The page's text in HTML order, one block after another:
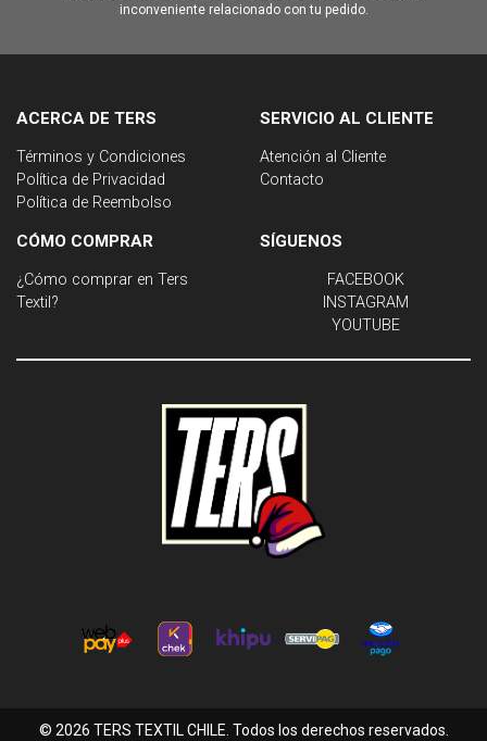
inconveniente relacionado con tu pedido.
ACERCA DE TERS
Términos y Condiciones
Política de Privacidad
Política de Reembolso
SERVICIO AL CLIENTE
Atención al Cliente
Contacto
CÓMO COMPRAR
¿Cómo comprar en Ters
Textil?
SÍGUENOS
FACEBOOK
INSTAGRAM
YOUTUBE
© 2026 TERS TEXTIL CHILE. Todos los derechos reservados.